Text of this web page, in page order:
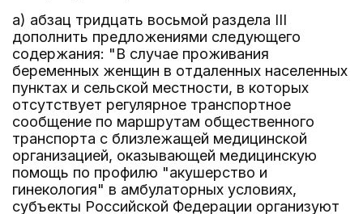
а) абзац тридцать восьмой раздела III
дополнить предложениями следующего
содержания: "В случае проживания
беременных женщин в отдаленных населенных
пунктах и сельской местности, в которых
отсутствует регулярное транспортное
сообщение по маршрутам общественного
транспорта с близлежащей медицинской
организацией, оказывающей медицинскую
помощь по профилю "акушерство и
гинекология" в амбулаторных условиях,
субъекты Российской Федерации организуют